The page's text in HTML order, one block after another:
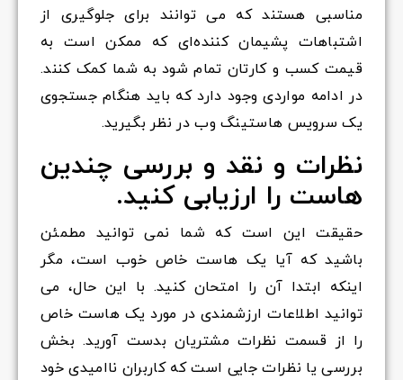
مناسبی هستند که می توانند برای جلوگیری از
اشتباهات پشیمان کننده‌ای که ممکن است به
قیمت کسب و کارتان تمام شود به شما کمک کنند.
در ادامه مواردی وجود دارد که باید هنگام جستجوی
یک سرویس هاستینگ وب در نظر بگیرید.
نظرات و نقد و بررسی چندین
هاست را ارزیابی کنید.
حقیقت این است که شما نمی توانید مطمئن
باشید که آیا یک هاست خاص خوب است، مگر
اینکه ابتدا آن را امتحان کنید. با این حال، می
توانید اطلاعات ارزشمندی در مورد یک هاست خاص
را از قسمت نظرات مشتریان بدست آورید. بخش
بررسی یا نظرات جایی است که کاربران ناامیدی خود